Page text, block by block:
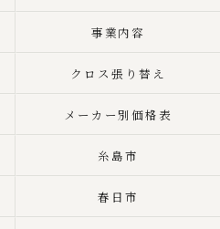
事業内容
クロス張り替え
メーカー別価格表
糸島市
春日市